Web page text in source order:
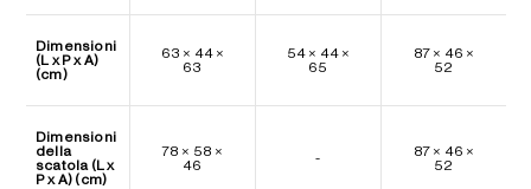
Dimensioni
(L x P x A)
(cm)
63 × 44 ×
63
54 × 44 ×
65
87 × 46 ×
52
Dimensioni
della
scatola (L x
P x A) (cm)
78 × 58 ×
46
-
87 × 46 ×
52